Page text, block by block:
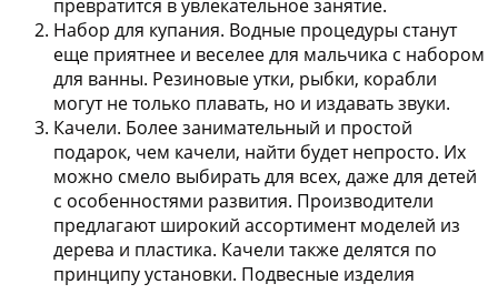
превратится в увлекательное занятие.
Набор для купания. Водные процедуры станут
еще приятнее и веселее для мальчика с набором
для ванны. Резиновые утки, рыбки, корабли
могут не только плавать, но и издавать звуки.
Качели. Более занимательный и простой
подарок, чем качели, найти будет непросто. Их
можно смело выбирать для всех, даже для детей
с особенностями развития. Производители
предлагают широкий ассортимент моделей из
дерева и пластика. Качели также делятся по
принципу установки. Подвесные изделия